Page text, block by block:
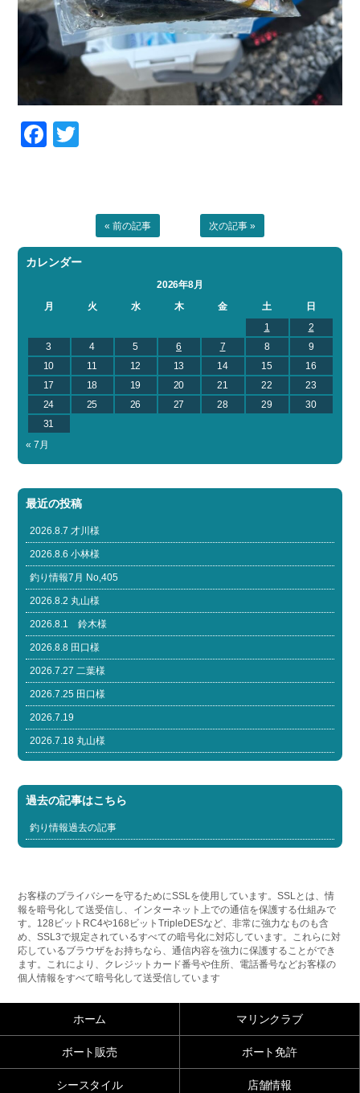
Facebook
« 前の記事 次の記事 »
カレンダー
2026年8月
月
火 水 木 金 土
日
1
2
3
4 5 6 7 8
9
10
11 12 13 14 15
16
17
18 19 20 21 22
23
24
25 26 27 28 29
30
31
« 7月
最近の投稿
2026.8.7 才川様
2026.8.6 小林様
釣り情報7月 No,405
2026.8.2 丸山様
2026.8.1 鈴木様
2026.8.8 田口様
2026.7.27 二葉様
2026.7.25 田口様
2026.7.19
2026.7.18 丸山様
過去の記事はこちら
釣り情報過去の記事
お客様のプライバシーを守るためにSSLを使用しています。SSLとは、情
報を暗号化して送受信し、インターネット上での通信を保護する仕組みで
す。128ビットRC4や168ビットTripleDESなど、非常に強力なものも含
め、SSL3で規定されているすべての暗号化に対応しています。これらに対
応しているブラウザをお持ちなら、通信内容を強力に保護することができ
ます。これにより、クレジットカード番号や住所、電話番号などお客様の
個人情報をすべて暗号化して送受信しています
ホーム マリンクラブ
ボート販売 ボート免許
シースタイル 店舗情報